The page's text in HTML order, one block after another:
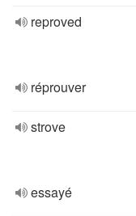
reproved
réprouver
strove
essayé